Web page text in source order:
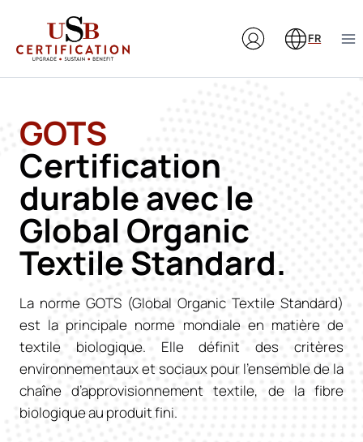
contenu
FR
GOTS
Certification
durable avec le
Global Organic
Textile Standard.
La norme GOTS (Global Organic Textile Standard)
est la principale norme mondiale en matière de
textile biologique. Elle définit des critères
environnementaux et sociaux pour l’ensemble de la
chaîne d’approvisionnement textile, de la fibre
biologique au produit fini.